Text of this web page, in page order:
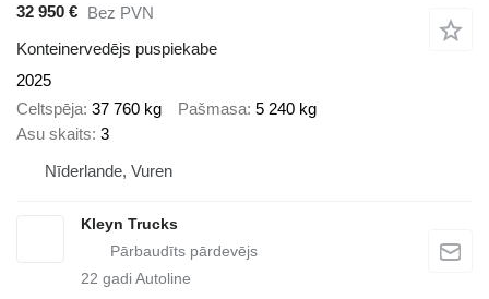
32 950 € Bez PVN
Konteinervedējs puspiekabe
2025
Celtspēja 37 760 kg Pašmasa 5 240 kg
Asu skaits 3
Nīderlande, Vuren
Kleyn Trucks
22 gadi Autoline